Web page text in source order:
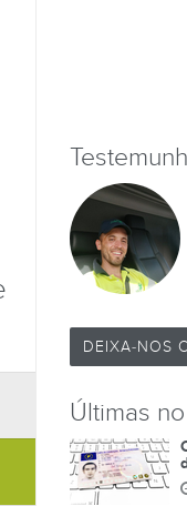
Mario Filipe Amaral
Muito bom este site ajuda
21 de Outubro de 2024
DEIXA-NOS
Últimas